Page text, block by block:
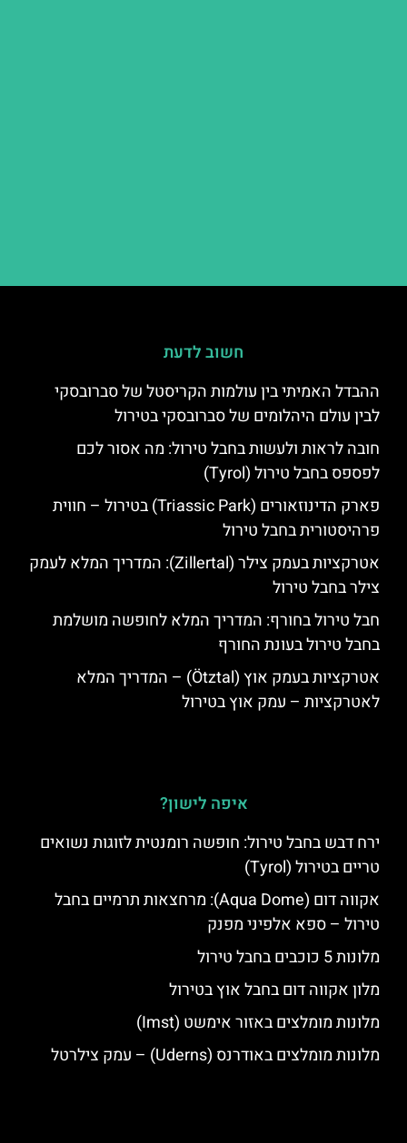
חשוב לדעת
ההבדל האמיתי בין עולמות הקריסטל של סברובסקי
לבין עולם היהלומים של סברובסקי בטירול
חובה לראות ולעשות בחבל טירול: מה אסור לכם
לפספס בחבל טירול (Tyrol)
פארק הדינוזאורים (Triassic Park) בטירול – חווית
פרהיסטורית בחבל טירול
אטרקציות בעמק צילר (Zillertal): המדריך המלא לעמק
צילר בחבל טירול
חבל טירול בחורף: המדריך המלא לחופשה מושלמת
בחבל טירול בעונת החורף
אטרקציות בעמק אוץ (Ötztal) – המדריך המלא
לאטרקציות – עמק אוץ בטירול
איפה לישון?
ירח דבש בחבל טירול: חופשה רומנטית לזוגות נשואים
טריים בטירול (Tyrol)
אקווה דום (Aqua Dome): מרחצאות תרמיים בחבל
טירול – ספא אלפיני מפנק
מלונות 5 כוכבים בחבל טירול
מלון אקווה דום בחבל אוץ בטירול
מלונות מומלצים באזור אימשט (Imst)
מלונות מומלצים באודרנס (Uderns) – עמק צילרטל